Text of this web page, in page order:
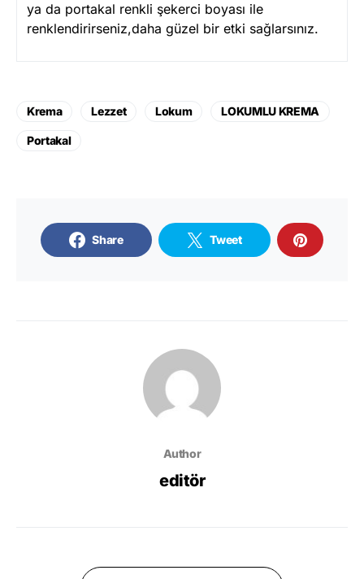
ya da portakal renkli şekerci boyası ile
renklendirirseniz,daha güzel bir etki sağlarsınız.
Krema Lezzet Lokum LOKUMLU KREMA
Portakal
Share Tweet
Author
editör